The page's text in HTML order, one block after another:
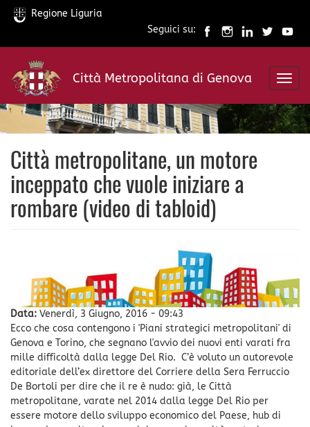
Salta
contenuto
principale
Regione Liguria
Seguici su:
Città Metropolitana di Genova
Città metropolitane, un motore
inceppato che vuole iniziare a
rombare (video di tabloid)
Data: Venerdì, 3 Giugno, 2016 - 09:43
Ecco che cosa contengono i 'Piani strategici metropolitani' di
Genova e Torino, che segnano l'avvio dei nuovi enti varati fra
mille difficoltà dalla legge Del Rio. C’è voluto un autorevole
editoriale dell’ex direttore del Corriere della Sera Ferruccio
De Bortoli per dire che il re è nudo: già, le Città
metropolitane, varate nel 2014 dalla legge Del Rio per
essere motore dello sviluppo economico del Paese, hub di